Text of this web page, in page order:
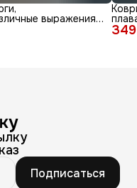
выражения
фоне"
Подписаться